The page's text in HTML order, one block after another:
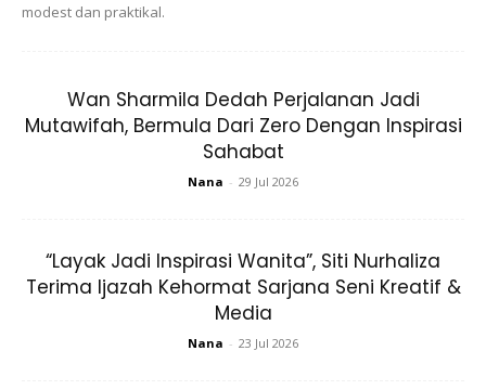
Pada Sabtu 05/01/2019, berlangsunglah persandingan
pihak lelaki di Taman Melawati. Perancangan rapi telah
kami uruskan dgn harapan agar semua Tetamu2 yg
dijemput akan bergembira dan menyaksikan bertemunya
dizaman persekolahan SEMASHUR 10 tahun akan
sempurna dgn langkah Akad & Bersanding.
modest dan praktikal.
Wan Sharmila Dedah Perjalanan Jadi
Mutawifah, Bermula Dari Zero Dengan Inspirasi
Sahabat
Nana - 29 Jul 2026
“Layak Jadi Inspirasi Wanita”, Siti Nurhaliza
Terima Ijazah Kehormat Sarjana Seni Kreatif &
Media
Nana - 23 Jul 2026